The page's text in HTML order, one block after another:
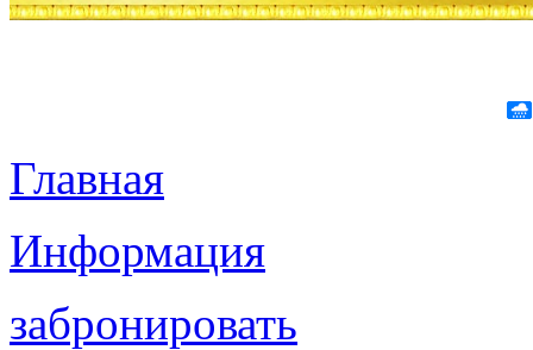
Главная
Информация
забронировать